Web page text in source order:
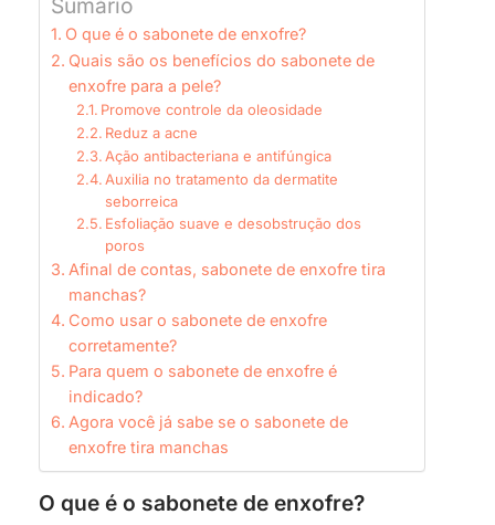
Sumário
O que é o sabonete de enxofre?
Quais são os benefícios do sabonete de
enxofre para a pele?
Promove controle da oleosidade
Reduz a acne
Ação antibacteriana e antifúngica
Auxilia no tratamento da dermatite
seborreica
Esfoliação suave e desobstrução dos
poros
Afinal de contas, sabonete de enxofre tira
manchas?
Como usar o sabonete de enxofre
corretamente?
Para quem o sabonete de enxofre é
indicado?
Agora você já sabe se o sabonete de
enxofre tira manchas
O que é o sabonete de enxofre?